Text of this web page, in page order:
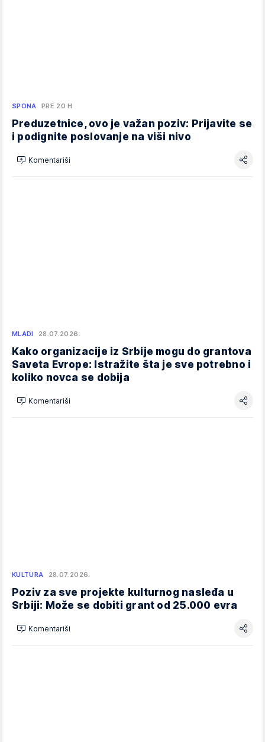
SPONA PRE 20 H
Preduzetnice, ovo je važan poziv: Prijavite se
i podignite poslovanje na viši nivo
Komentariši
MLADI 28.07.2026.
Kako organizacije iz Srbije mogu do grantova
Saveta Evrope: Istražite šta je sve potrebno i
koliko novca se dobija
Komentariši
KULTURA 28.07.2026.
Poziv za sve projekte kulturnog nasleđa u
Srbiji: Može se dobiti grant od 25.000 evra
Komentariši